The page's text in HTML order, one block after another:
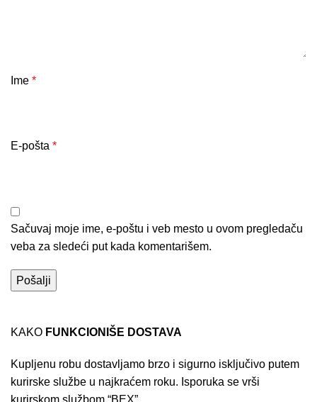
Ime*
E-pošta*
Sačuvaj moje ime, e-poštu i veb mesto u ovom pregledaču
veba za sledeći put kada komentarišem.
KAKO FUNKCIONIŠE DOSTAVA
Kupljenu robu dostavljamo brzo i sigurno isključivo putem
kurirske službe u najkraćem roku. Isporuka se vrši
kurirskom službom “BEX”.